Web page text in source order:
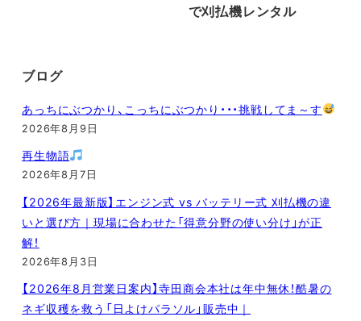
で刈払機レンタル
ブログ
あっちにぶつかり、こっちにぶつかり・・・挑戦してま～す
2026年8月9日
再生物語
2026年8月7日
【2026年最新版】エンジン式 vs バッテリー式 刈払機の違
いと選び方｜現場に合わせた「得意分野の使い分け」が正
解！
2026年8月3日
【2026年8月営業日案内】寺田商会本社は年中無休！酷暑の
ネギ収穫を救う「日よけパラソル」販売中｜